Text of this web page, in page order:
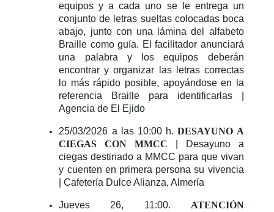
equipos y a cada uno se le entrega un
conjunto de letras sueltas colocadas boca
abajo, junto con una lámina del alfabeto
Braille como guía. El facilitador anunciará
una palabra y los equipos deberán
encontrar y organizar las letras correctas
lo más rápido posible, apoyándose en la
referencia Braille para identificarlas |
Agencia de El Ejido
25/03/2026 a las 10:00 h. DESAYUNO A
CIEGAS CON MMCC | Desayuno a
ciegas destinado a MMCC para que vivan
y cuenten en primera persona su vivencia
| Cafetería Dulce Alianza, Almería
Jueves 26, 11:00. ATENCIÓN